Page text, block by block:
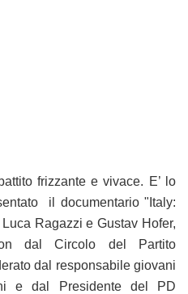
frizzante e vivace. E’ lo
il documentario "Italy:
Ragazzi e Gustav Hofer,
dal Circolo del Partito
dal responsabile giovani
e dal Presidente del PD